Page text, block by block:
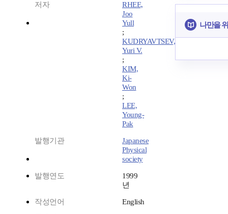
저자
RHEE,
Joo
Yull
;
KUDRYAVTSEV,
Yuri V.
;
KIM,
Ki-
Won
;
LEE,
Young-
Pak
발행기관
Japanese
Physical
society
발행연도
1999
년
작성언어 English
나만을